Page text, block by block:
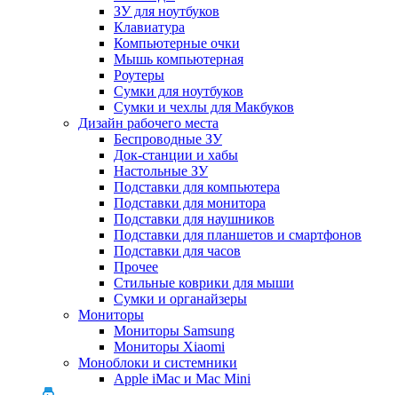
ЗУ для ноутбуков
Клавиатура
Компьютерные очки
Мышь компьютерная
Роутеры
Сумки для ноутбуков
Сумки и чехлы для Макбуков
Дизайн рабочего места
Беспроводные ЗУ
Док-станции и хабы
Настольные ЗУ
Подставки для компьютера
Подставки для монитора
Подставки для наушников
Подставки для планшетов и смартфонов
Подставки для часов
Прочее
Стильные коврики для мыши
Сумки и органайзеры
Мониторы
Мониторы Samsung
Мониторы Xiaomi
Моноблоки и системники
Apple iMac и Mac Mini